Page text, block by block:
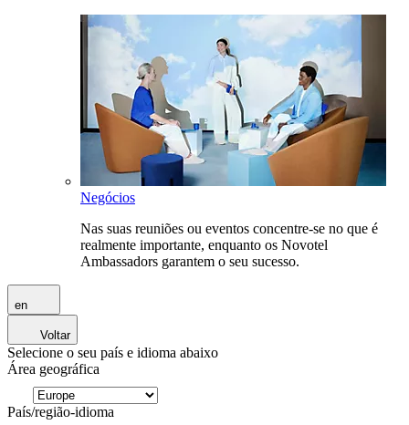
Negócios
Nas suas reuniões ou eventos concentre-se no que é
realmente importante, enquanto os Novotel
Ambassadors garantem o seu sucesso.
en
Voltar
Selecione o seu país e idioma abaixo
Área geográfica
País/região-idioma